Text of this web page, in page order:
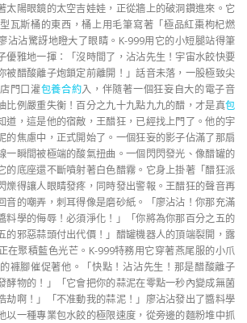
太陽眼鏡的太空吉娃娃，正從牆上的破洞鑽進來。它
瓦斯桶的東西，桶上用毛筆寫著「極品紅棗枸杞燃
沾驚訝地瞪大了眼睛。K-999用它的小短腿站得筆
優雅地一揮：「沒時間了，沾沾先生！宇宙水餃快要
被醋酸離子炮鎖定前離開！」話音未落，一股極致尖
門口灌包養合約入，伴隨著一個狂妄自大的電子音
比例嚴重失衡！百分之九十九點九九的醋，才是真包
道，這是他的宿敵，王醋狂，已經找上門了。他的宇
的焦慮中，正式開始了。一個狂妄的影子佔滿了那扇
一瞬間被極端的酸氣扭曲。一個閃閃發光、像醋罐的
的底座還不斷噴射著白色醋霧。它身上掛著「醋狂派
爍得讓人眼睛發疼，同時發出警報。王醋狂的聲音再
音的嘲弄，刺耳得像是磨砂紙。「廖沾沾！你那充滿
料學的侮辱！必須淨化！」「你將為你那百分之五的
的邪惡蒜頭付出代價！」醋罐機器人的頂端裂開，露
在聚積藍色光芒。K-999特務用它穿著燕尾服的小爪
褲腳催促著他。「快點！沾沾先生！那是醋酸離子
酵物的！」「它會把你的蒜泥在零點一秒內變成無菌
劫啊！」「不准動我的蒜泥！」廖沾沾發出了醬料學
以一種專業包水餃的極限速度，從旁邊的麵粉堆中抓